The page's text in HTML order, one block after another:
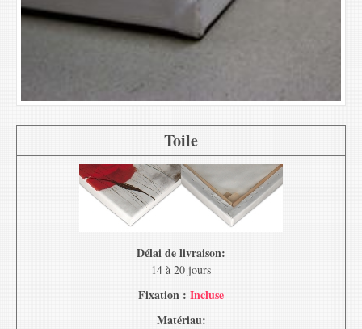
Toile
Délai de livraison:
14 à 20 jours
Fixation : Incluse
Matériau: